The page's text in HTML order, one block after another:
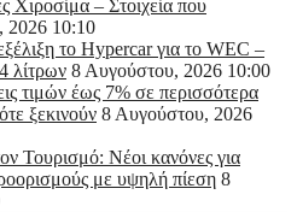
Χιροσίμα – Στοιχεία που
2026 10:10
το Hypercar για το WEC –
λίτρων 8 Αυγούστου, 2026 10:00
τιμών έως 7% σε περισσότερα
ξεκινούν 8 Αυγούστου, 2026
Τουρισμό: Νέοι κανόνες για
με υψηλή πίεση 8